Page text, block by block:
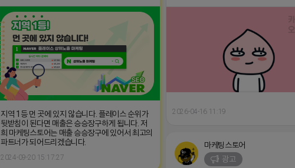
지역 1등 먼 곳에 있지 않습니다. 플레이스 순위가
뒷받침이 된다면 매출은 승승장구하게 됩니다. 저
희 마케팅스토어는 매출 승승장구에 있어서 최고의
파트너가 되어드리겠습니다.
2024-09-20 15:17:27
2026-04-16 11:19
마케팅스토어
광고